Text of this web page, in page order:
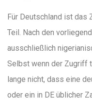
Für Deutschland ist das
Teil. Nach den
ausschließlich
Selbst wenn der Zugriff
lange nicht, dass eine
oder ein in DE üblicher